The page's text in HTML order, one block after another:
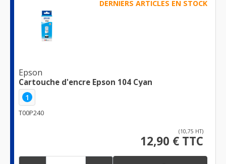
DERNIERS ARTICLES EN STOCK
Epson
Cartouche d'encre Epson 104 Cyan
1
T00P240
(10,75 HT)
12,90 € TTC